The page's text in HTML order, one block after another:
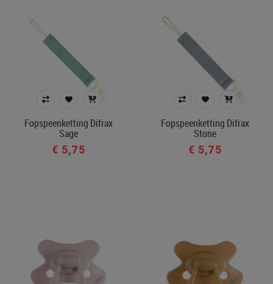
Fopspeenketting Difrax
Sage
€ 5,75
Fopspeenketting Difrax
Stone
€ 5,75